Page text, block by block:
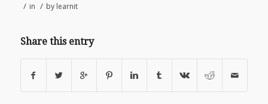
/ in / by learnit
Share this entry